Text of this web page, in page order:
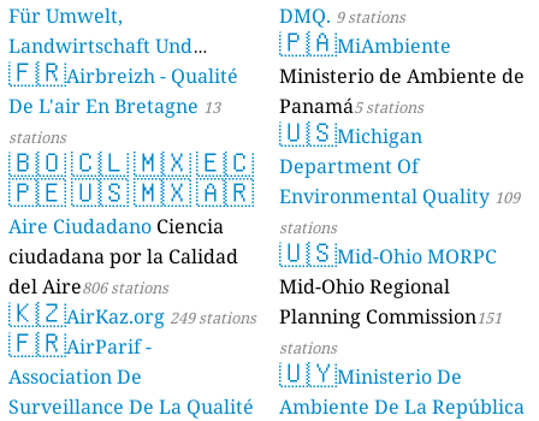
Für Umwelt,
Landwirtschaft Und
Geologie) 50 stations
🇫🇷Airbreizh - Qualité
De L'air En Bretagne 13
stations
🇧🇴🇨🇱🇲🇽🇪🇨
🇵🇪🇺🇸🇲🇽🇦🇷
Aire Ciudadano Ciencia
ciudadana por la Calidad
del Aire806 stations
🇰🇿AirKaz.org 249 stations
🇫🇷AirParif -
Association De
Surveillance De La Qualité
DMQ. 9 stations
🇵🇦MiAmbiente
Ministerio de Ambiente de
Panamá5 stations
🇺🇸Michigan
Department Of
Environmental Quality 109
stations
🇺🇸Mid-Ohio MORPC
Mid-Ohio Regional
Planning Commission151
stations
🇺🇾Ministerio De
Ambiente De La República